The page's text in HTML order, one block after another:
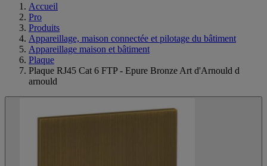
Accueil
Pro
Produits
Appareillage, maison connectée et pilotage du bâtiment
Appareillage maison et bâtiment
Plaque
Plaque RJ45 Cat 6 FTP - Epure Bronze Art d'Arnould d
arnould